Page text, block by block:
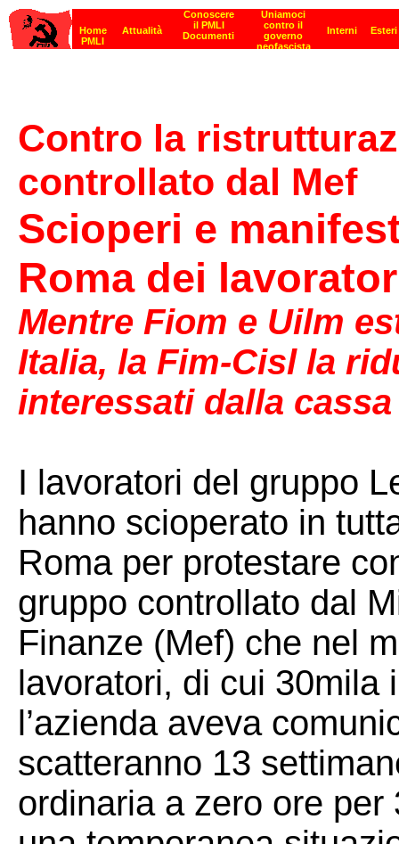
Contro la
controllato dal Mef
Scioperi e
Roma dei
Mentre Fiom e Uilm
Italia, la Fim-Cisl la
interessati dalla
I lavoratori del gruppo
hanno scioperato in
Roma per protestare
gruppo controllato dal
Finanze (Mef) che nel
lavoratori, di cui 30mila
l’azienda aveva
scatteranno 13
ordinaria a zero ore per